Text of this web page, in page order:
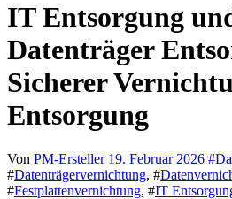
IT Entsorgung
Datenträger
Sicherer
Entsorgung
Von PM-Ersteller 19. Februar 2026 #
#Datenträgervernichtung, #
#Festplattenvernichtung, #IT